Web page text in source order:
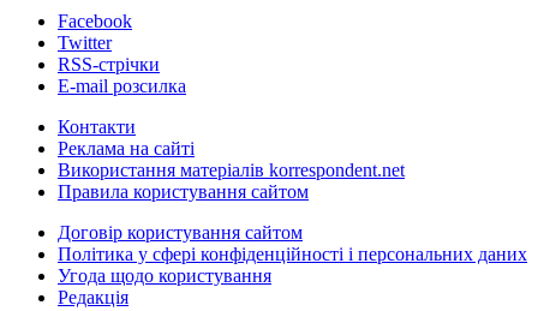
Facebook
Twitter
RSS-стрічки
E-mail розсилка
Контакти
Реклама на сайті
Використання матеріалів korrespondent.net
Правила користування сайтом
Договір користування сайтом
Політика у сфері конфіденційності і персональних даних
Угода щодо користування
Редакція